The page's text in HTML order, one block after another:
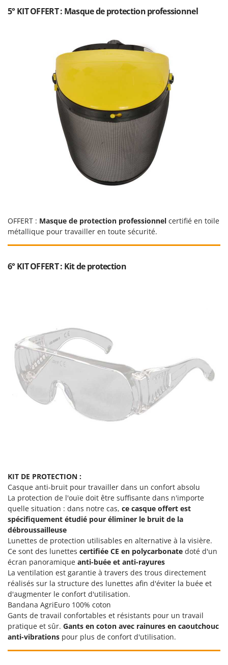
Stiga
TecnoGen
Tellarini Pompe
Trotec
Troy-Bilt
U
Udor
Volpi
W
Waldner
Weber
WIDU
Wiper EcoRobot
Y Yard Force
Z
Zanon
Zephir
ZGrills
Zodiac
Zomax
5° KIT OFFERT : Masque de protection professionnel
OFFERT : Masque de protection professionnel certifié en toile
métallique pour travailler en toute sécurité.
6° KIT OFFERT : Kit de protection
KIT DE PROTECTION :
Casque anti-bruit pour travailler dans un confort absolu
La protection de l'ouïe doit être suffisante dans n'importe
quelle situation : dans notre cas, ce casque offert est
spécifiquement étudié pour éliminer le bruit de la
débroussailleuse
Lunettes de protection utilisables en alternative à la visière.
Ce sont des lunettes certifiée CE en polycarbonate doté d'un
écran panoramique anti-buée et anti-rayures
La ventilation est garantie à travers des trous directement
réalisés sur la structure des lunettes afin d'éviter la buée et
d'augmenter le confort d'utilisation.
Bandana AgriEuro 100% coton
Gants de travail confortables et résistants pour un travail
pratique et sûr. Gants en coton avec rainures en caoutchouc
anti-vibrations pour plus de confort d'utilisation.